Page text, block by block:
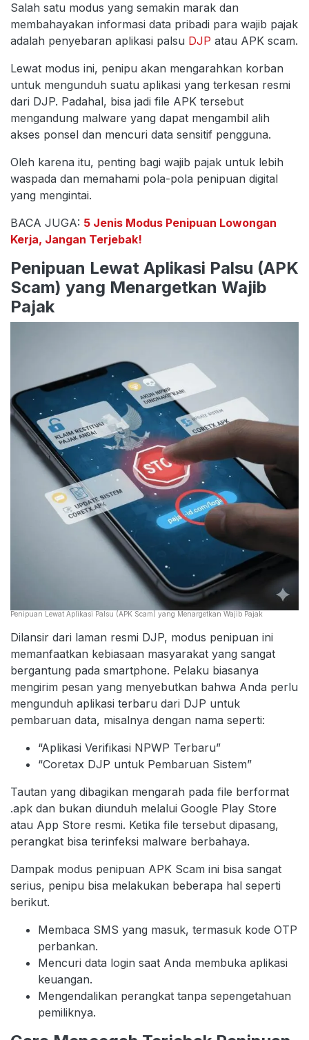
Salah satu modus yang semakin marak dan
membahayakan informasi data pribadi para wajib pajak
adalah penyebaran aplikasi palsu DJP atau APK scam.
Lewat modus ini, penipu akan mengarahkan korban
untuk mengunduh suatu aplikasi yang terkesan resmi
dari DJP. Padahal, bisa jadi file APK tersebut
mengandung malware yang dapat mengambil alih
akses ponsel dan mencuri data sensitif pengguna.
Oleh karena itu, penting bagi wajib pajak untuk lebih
waspada dan memahami pola-pola penipuan digital
yang mengintai.
BACA JUGA: 5 Jenis Modus Penipuan Lowongan
Kerja, Jangan Terjebak!
Penipuan Lewat Aplikasi Palsu (APK
Scam) yang Menargetkan Wajib
Pajak
Penipuan Lewat Aplikasi Palsu (APK Scam) yang Menargetkan Wajib Pajak
Dilansir dari laman resmi DJP, modus penipuan ini
memanfaatkan kebiasaan masyarakat yang sangat
bergantung pada smartphone. Pelaku biasanya
mengirim pesan yang menyebutkan bahwa Anda perlu
mengunduh aplikasi terbaru dari DJP untuk
pembaruan data, misalnya dengan nama seperti:
“Aplikasi Verifikasi NPWP Terbaru”
“Coretax DJP untuk Pembaruan Sistem”
Tautan yang dibagikan mengarah pada file berformat
.apk dan bukan diunduh melalui Google Play Store
atau App Store resmi. Ketika file tersebut dipasang,
perangkat bisa terinfeksi malware berbahaya.
Dampak modus penipuan APK Scam ini bisa sangat
serius, penipu bisa melakukan beberapa hal seperti
berikut.
Membaca SMS yang masuk, termasuk kode OTP
perbankan.
Mencuri data login saat Anda membuka aplikasi
keuangan.
Mengendalikan perangkat tanpa sepengetahuan
pemiliknya.